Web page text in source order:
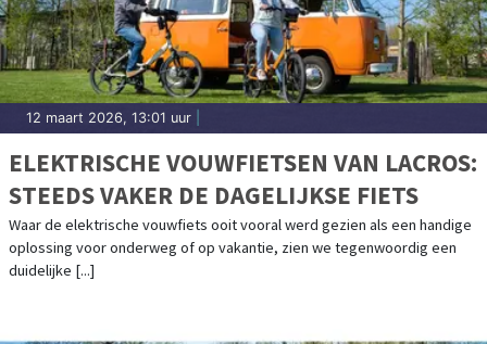
12 maart 2026, 13:01 uur
ELEKTRISCHE VOUWFIETSEN VAN LACROS:
STEEDS VAKER DE DAGELIJKSE FIETS
Waar de elektrische vouwfiets ooit vooral werd gezien als een handige
oplossing voor onderweg of op vakantie, zien we tegenwoordig een
duidelijke [...]